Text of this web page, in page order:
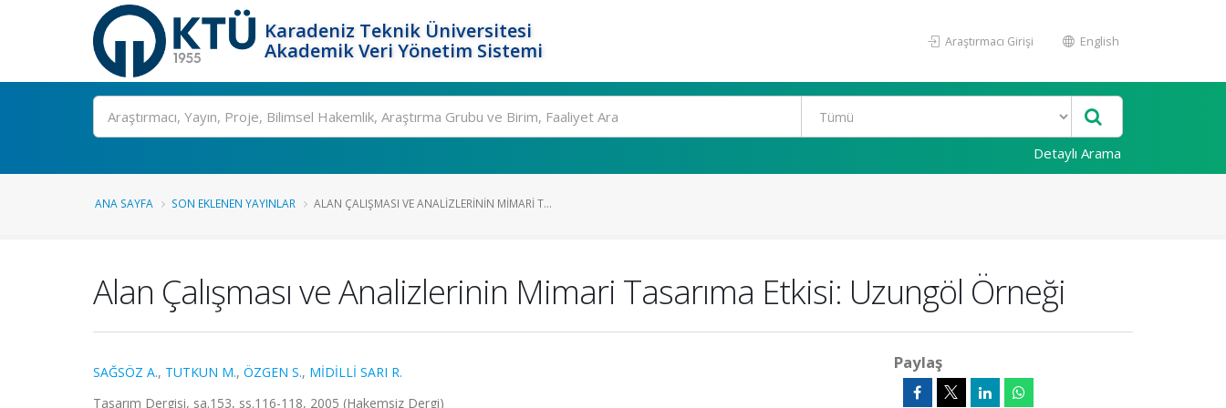
Karadeniz Teknik Üniversitesi
Akademik Veri Yönetim Sistemi
Araştırmacı Girişi English
Ara
Detaylı Arama
ANA SAYFA SON EKLENEN YAYINLAR ALAN ÇALIŞMASI VE ANALIZLERININ MIMARI T...
Alan Çalışması ve Analizlerinin Mimari Tasarıma Etkisi: Uzungöl Örneği
SAĞSÖZ A., TUTKUN M., ÖZGEN S., MİDİLLİ SARI R.
Tasarım Dergisi, sa.153, ss.116-118, 2005 (Hakemsiz Dergi)
Paylaş